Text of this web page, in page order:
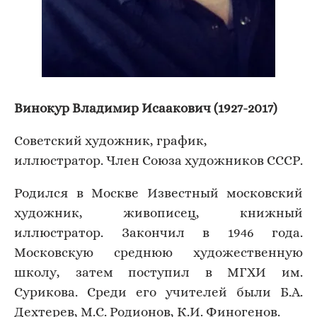
Винокур Владимир Исаакович (1927-2017)
Советский художник, график,
иллюстратор. Член Союза художников СССР.
Родился в Москве Известный московский
художник, живописец, книжный
иллюстратор. Закончил в 1946 года.
Московскую среднюю художественную
школу, затем поступил в МГХИ им.
Сурикова. Среди его учителей были Б.А.
Дехтерев, М.С. Родионов, К.И. Финогенов.